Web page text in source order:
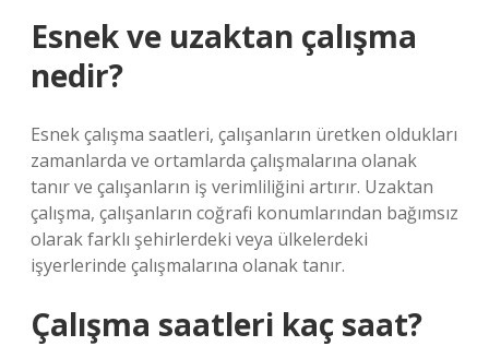
Esnek ve uzaktan çalışma
nedir?
Esnek çalışma saatleri, çalışanların üretken oldukları
zamanlarda ve ortamlarda çalışmalarına olanak
tanır ve çalışanların iş verimliliğini artırır. Uzaktan
çalışma, çalışanların coğrafi konumlarından bağımsız
olarak farklı şehirlerdeki veya ülkelerdeki
işyerlerinde çalışmalarına olanak tanır.
Çalışma saatleri kaç saat?